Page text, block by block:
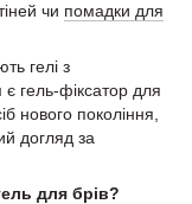
чи помадки для
гелі з
гель-фіксатор для
нового покоління,
догляд за
для брів?